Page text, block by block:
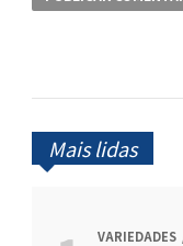
Mais lidas
VARIEDADES